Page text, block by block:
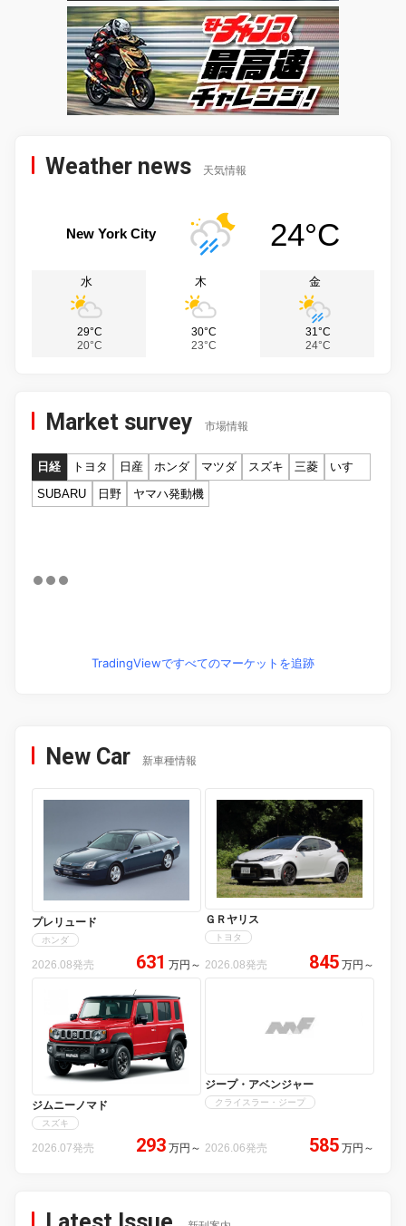
Weather news 天気情報
New York City 24°C
水
29°C
20°C
木
30°C
23°C
金
31°C
24°C
Market survey 市場情報
日経 トヨタ 日産 ホンダ マツダ スズキ 三菱
いすゞ
SUBARU
日野 ヤマハ発動機
TradingViewですべてのマーケットを追跡
New Car 新車種情報
プレリュード
ホンダ
2026.08発売 631 万円 ～
ＧＲヤリス
トヨタ
2026.08発売 845 万円 ～
ジムニーノマド
スズキ
2026.07発売 293 万円 ～
ジープ・アベンジャー
クライスラー・ジープ
2026.06発売 585 万円 ～